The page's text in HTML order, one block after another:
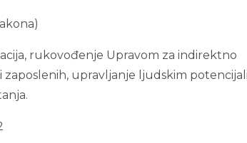
rukovođenje Upravom za indirektno
upravljanje ljudskim